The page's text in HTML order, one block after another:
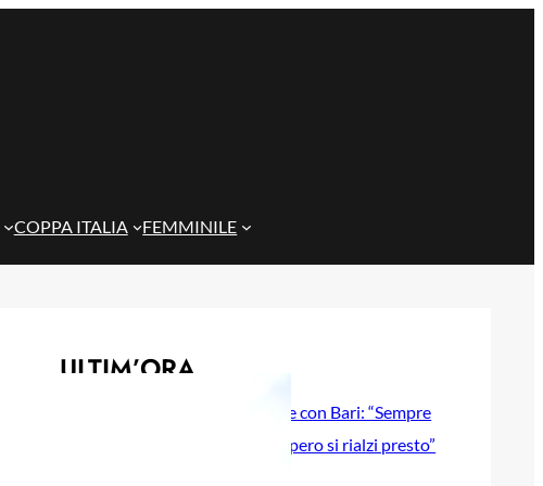
COPPA ITALIA FEMMINILE
ULTIM’ORA
Gazzi e il legame con Bari: “Sempre
nel mio cuore, spero si rialzi presto”